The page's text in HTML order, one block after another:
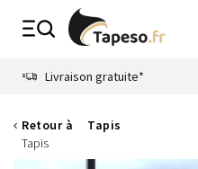
Livraison gratuite*
Retour à
Tapis
Tapis